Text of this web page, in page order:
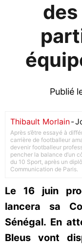
Publié
Thibault Morlain-
Après s’être essayé à
carrière de footballeur
devenir footballeur
pencher la balance d’un
du 10 Sport, après un
Communication de Paris.
Le 16 juin
lancera sa
Sénégal. En
Bleus vont